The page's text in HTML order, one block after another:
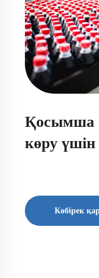
Қосымша
көру
Көбірек